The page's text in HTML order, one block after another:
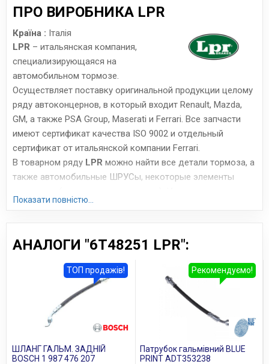
ПРО ВИРОБНИКА LPR
Країна : Італія
LPR – итальянская компания,
специализирующаяся на
автомобильном тормозе.
Осуществляет поставку оригинальной продукции целому
ряду автоконцернов, в который входит Renault, Mazda,
GM, а также PSA Group, Maserati и Ferrari. Все запчасти
имеют сертификат качества ISO 9002 и отдельный
сертификат от итальянской компании Ferrari.
В товарном ряду LPR можно найти все детали тормоза, а
также автомобильные ШРУСы, некоторые элементы
запчасти, производимые всего на 4 заводах, отличаются
азиатских заводов – цена примерно та же, но качество
намного выше. Особенно хороши тормоза LPR, поскольку
они имеют стабильный тормозной момент, низкую
шумность и невысокую скорость износа.
www.lpr.it
Усі запчастини LPR →
Показати повністю...
АНАЛОГИ "6T48251 LPR":
ШЛАНГ ГАЛЬМ. ЗАДНІЙ
BOSCH 1 987 476 207
ТОП продажів!
Патрубок гальмівний BLUE
PRINT ADT353238
Рекомендуємо!